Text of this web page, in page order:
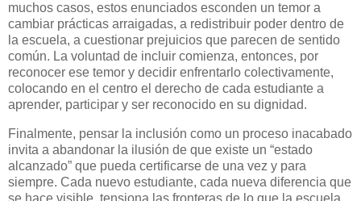
muchos casos, estos enunciados esconden un temor a
cambiar prácticas arraigadas, a redistribuir poder dentro de
la escuela, a cuestionar prejuicios que parecen de sentido
común. La voluntad de incluir comienza, entonces, por
reconocer ese temor y decidir enfrentarlo colectivamente,
colocando en el centro el derecho de cada estudiante a
aprender, participar y ser reconocido en su dignidad.
Finalmente, pensar la inclusión como un proceso inacabado
invita a abandonar la ilusión de que existe un “estado
alcanzado” que pueda certificarse de una vez y para
siempre. Cada nuevo estudiante, cada nueva diferencia que